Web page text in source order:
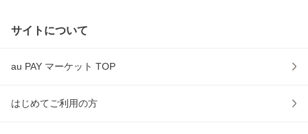
サイトについて
au PAY マーケット TOP
はじめてご利用の方